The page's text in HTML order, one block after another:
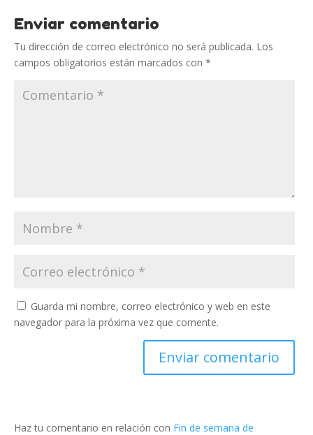
Enviar comentario
Tu dirección de correo electrónico no será publicada. Los
campos obligatorios están marcados con *
Guarda mi nombre, correo electrónico y web en este
navegador para la próxima vez que comente.
Haz tu comentario en relación con Fin de semana de